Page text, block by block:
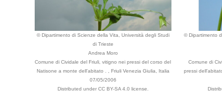
© Dipartimento di Scienze della Vita, Università degli Studi
di Trieste
Andrea Moro
Comune di Cividale del Friuli, vitigno nei pressi del corso del
Natisone a monte dell'abitato . , Friuli Venezia Giulia, Italia
07/05/2006
Distributed under CC BY-SA 4.0 license.
© Dipartimento
Comune di
pressi